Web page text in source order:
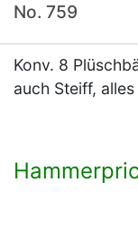
No. 759
Konv. 8
auch Steiff,